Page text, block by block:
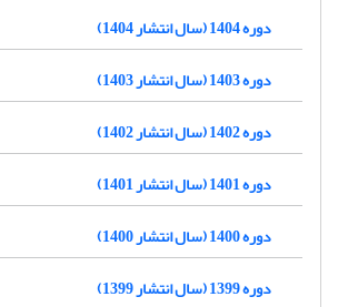
دوره 1404 (سال انتشار 1404)
دوره 1403 (سال انتشار 1403)
دوره 1402 (سال انتشار 1402)
دوره 1401 (سال انتشار 1401)
دوره 1400 (سال انتشار 1400)
دوره 1399 (سال انتشار 1399)